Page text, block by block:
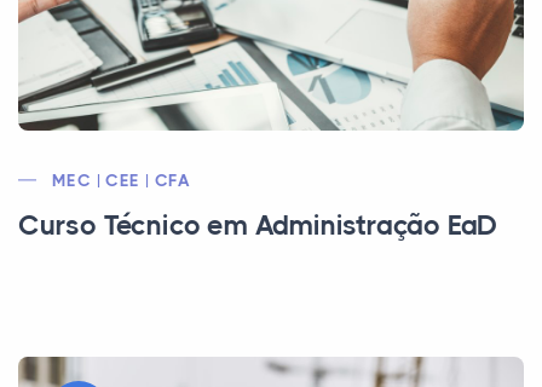
MEC | CEE | CFA
Curso Técnico em Administração EaD